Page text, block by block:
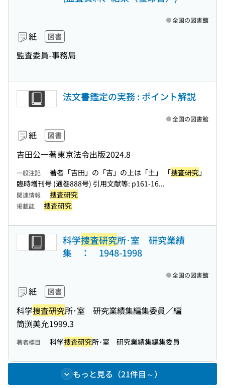
紙 図書
監査委員-事務局
全国の図書館
法文書鑑定の実務 : ポイント解説
紙 図書
吉田公一著東京法令出版2024.8
全国の図書館
一般注記 著者「吉田」の「吉」の上は「土」 「捜査研究」
臨時増刊号 (通巻888号) 引用文献等: p161-16...
関連情報 捜査研究
掲載誌 捜査研究
科学捜査研究所･室 研究業績
集 ： 1948-1998
紙 図書
科学捜査研究所･室 研究業績集編集委員／編
筒渕美允1999.3
全国の図書館
著者標目 科学捜査研究所･室 研究業績集編集委員
もっと見る（21件目～）